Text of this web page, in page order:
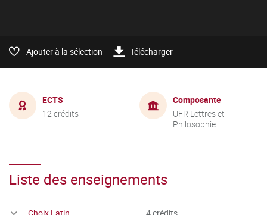
Ajouter à la sélection Télécharger
ECTS
12 crédits
Composante
UFR Lettres et
Philosophie
Liste des enseignements